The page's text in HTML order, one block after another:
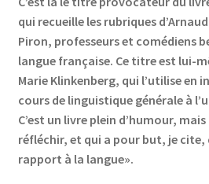
Private Tuition
Shop
Terms and Conditions
Categories
qui recueille les rubriques
Piron, professeurs et comédiens
langue française. Ce titre est lui-
Marie Klinkenberg, qui l’utilise en
cours de linguistique générale à
C’est un livre plein d’humour,
réfléchir, et qui a pour but, je cite,
rapport à la langue».